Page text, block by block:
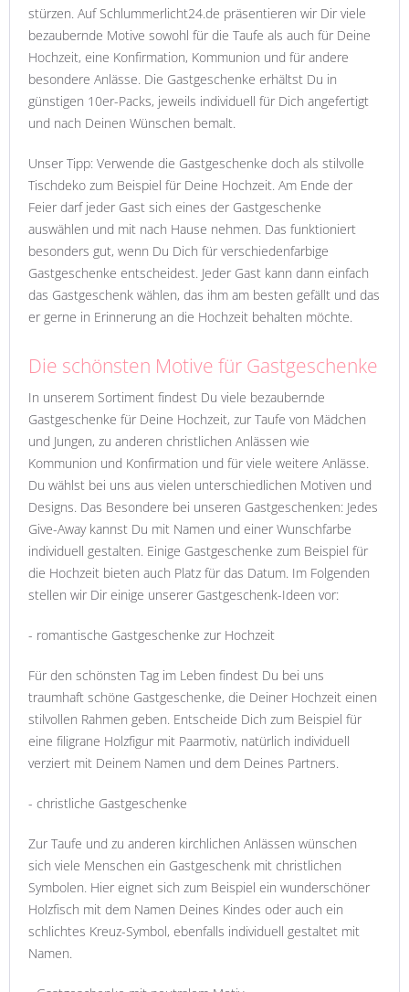
stürzen. Auf Schlummerlicht24.de präsentieren wir Dir viele
bezaubernde Motive sowohl für die Taufe als auch für Deine
Hochzeit, eine Konfirmation, Kommunion und für andere
besondere Anlässe. Die Gastgeschenke erhältst Du in
günstigen 10er-Packs, jeweils individuell für Dich angefertigt
und nach Deinen Wünschen bemalt.
Unser Tipp: Verwende die Gastgeschenke doch als stilvolle
Tischdeko zum Beispiel für Deine Hochzeit. Am Ende der
Feier darf jeder Gast sich eines der Gastgeschenke
auswählen und mit nach Hause nehmen. Das funktioniert
besonders gut, wenn Du Dich für verschiedenfarbige
Gastgeschenke entscheidest. Jeder Gast kann dann einfach
das Gastgeschenk wählen, das ihm am besten gefällt und das
er gerne in Erinnerung an die Hochzeit behalten möchte.
Die schönsten Motive für Gastgeschenke
In unserem Sortiment findest Du viele bezaubernde
Gastgeschenke für Deine Hochzeit, zur Taufe von Mädchen
und Jungen, zu anderen christlichen Anlässen wie
Kommunion und Konfirmation und für viele weitere Anlässe.
Du wählst bei uns aus vielen unterschiedlichen Motiven und
Designs. Das Besondere bei unseren Gastgeschenken: Jedes
Give-Away kannst Du mit Namen und einer Wunschfarbe
individuell gestalten. Einige Gastgeschenke zum Beispiel für
die Hochzeit bieten auch Platz für das Datum. Im Folgenden
stellen wir Dir einige unserer Gastgeschenk-Ideen vor:
- romantische Gastgeschenke zur Hochzeit
Für den schönsten Tag im Leben findest Du bei uns
traumhaft schöne Gastgeschenke, die Deiner Hochzeit einen
stilvollen Rahmen geben. Entscheide Dich zum Beispiel für
eine filigrane Holzfigur mit Paarmotiv, natürlich individuell
verziert mit Deinem Namen und dem Deines Partners.
- christliche Gastgeschenke
Zur Taufe und zu anderen kirchlichen Anlässen wünschen
sich viele Menschen ein Gastgeschenk mit christlichen
Symbolen. Hier eignet sich zum Beispiel ein wunderschöner
Holzfisch mit dem Namen Deines Kindes oder auch ein
schlichtes Kreuz-Symbol, ebenfalls individuell gestaltet mit
Namen.